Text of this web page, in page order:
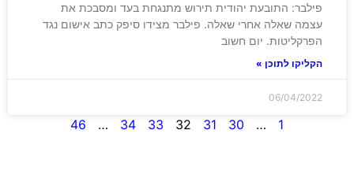
פילבר: התובעת יהודית תירוש מתנגחת בעד ומסבכת את
עצמה שאלה אחרי שאלה. פילבר מצידו סיפק כתב אישום נגד
הפרקליטות. יום חשוב
הקליקו לתוכן »
06/04/2022
1
…
30
31
32
33
34
…
46